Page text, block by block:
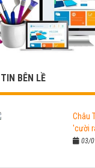
TIN BÊN LỀ
Châu
'cười
03/